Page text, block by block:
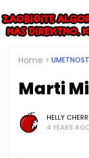
Home
Marti
HELLY
4 YEARS